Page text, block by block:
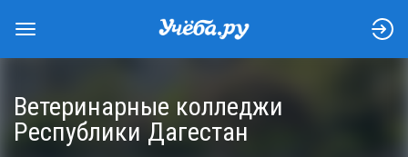
Ветеринарные колледжи
Республики Дагестан